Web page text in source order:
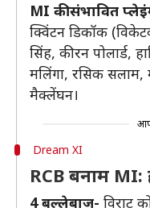
MI की संभावित
क्विंटन डिकॉक
सिंह, कीरन पोलार्ड,
मलिंगा, रसिक
मैक्लेंघन।
Dream XI
RCB बनाम MI:
4 बल्लेबाज़- विराट